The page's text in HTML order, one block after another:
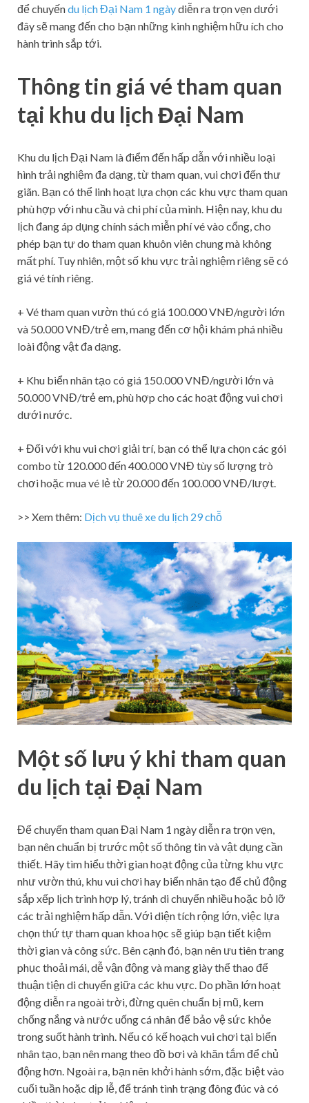
để chuyếndu lịch Đại Nam 1 ngàydiễn ra trọn vẹn dưới
đây sẽ mang đến cho bạn những kinh nghiệm hữu ích cho
hành trình sắp tới.
Thông tin giá vé tham quan
tại khu du lịch Đại Nam
Khu du lịch Đại Nam là điểm đến hấp dẫn với nhiều loại
hình trải nghiệm đa dạng, từ tham quan, vui chơi đến thư
giãn. Bạn có thể linh hoạt lựa chọn các khu vực tham quan
phù hợp với nhu cầu và chi phí của mình. Hiện nay, khu du
lịch đang áp dụng chính sách miễn phí vé vào cổng, cho
phép bạn tự do tham quan khuôn viên chung mà không
mất phí. Tuy nhiên, một số khu vực trải nghiệm riêng sẽ có
giá vé tính riêng.
+ Vé tham quan vườn thú có giá 100.000 VNĐ/người lớn
và 50.000 VNĐ/trẻ em, mang đến cơ hội khám phá nhiều
loài động vật đa dạng.
+ Khu biển nhân tạo có giá 150.000 VNĐ/người lớn và
50.000 VNĐ/trẻ em, phù hợp cho các hoạt động vui chơi
dưới nước.
+ Đối với khu vui chơi giải trí, bạn có thể lựa chọn các gói
combo từ 120.000 đến 400.000 VNĐ tùy số lượng trò
chơi hoặc mua vé lẻ từ 20.000 đến 100.000 VNĐ/lượt.
>> Xem thêm: Dịch vụ thuê xe du lịch 29 chỗ
Một số lưu ý khi tham quan
du lịch tại Đại Nam
Để chuyến tham quan Đại Nam 1 ngày diễn ra trọn vẹn,
bạn nên chuẩn bị trước một số thông tin và vật dụng cần
thiết. Hãy tìm hiểu thời gian hoạt động của từng khu vực
như vườn thú, khu vui chơi hay biển nhân tạo để chủ động
sắp xếp lịch trình hợp lý, tránh di chuyển nhiều hoặc bỏ lỡ
các trải nghiệm hấp dẫn. Với diện tích rộng lớn, việc lựa
chọn thứ tự tham quan khoa học sẽ giúp bạn tiết kiệm
thời gian và công sức. Bên cạnh đó, bạn nên ưu tiên trang
phục thoải mái, dễ vận động và mang giày thể thao để
thuận tiện di chuyển giữa các khu vực. Do phần lớn hoạt
động diễn ra ngoài trời, đừng quên chuẩn bị mũ, kem
chống nắng và nước uống cá nhân để bảo vệ sức khỏe
trong suốt hành trình. Nếu có kế hoạch vui chơi tại biển
nhân tạo, bạn nên mang theo đồ bơi và khăn tắm để chủ
động hơn. Ngoài ra, bạn nên khởi hành sớm, đặc biệt vào
cuối tuần hoặc dịp lễ, để tránh tình trạng đông đúc và có